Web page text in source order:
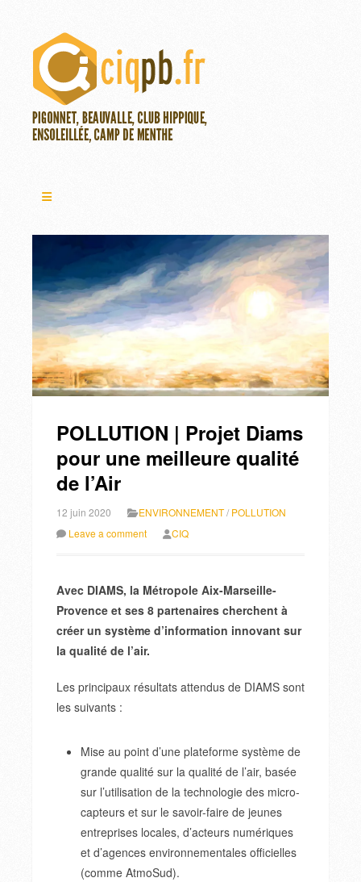
POLLUTION | Projet Diams
pour une meilleure qualité
de l’Air
12 juin 2020 ENVIRONNEMENT/ POLLUTION
Leave a comment
CIQ
Avec DIAMS, la Métropole Aix-Marseille-
Provence et ses 8 partenaires cherchent à
créer un système d’information innovant sur
la qualité de l’air.
Les principaux résultats attendus de DIAMS sont
les suivants :
Mise au point d’une plateforme système de
grande qualité sur la qualité de l’air, basée
sur l’utilisation de la technologie des micro-
capteurs et sur le savoir-faire de jeunes
entreprises locales, d’acteurs numériques
et d’agences environnementales officielles
(comme AtmoSud).